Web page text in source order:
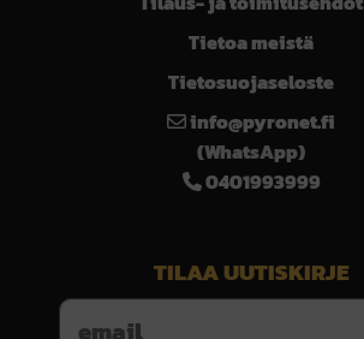
Tietoa meistä
Tietosuojaseloste
info@pyronet.fi
(WhatsApp)
0401993999
TILAA UUTISKIRJE